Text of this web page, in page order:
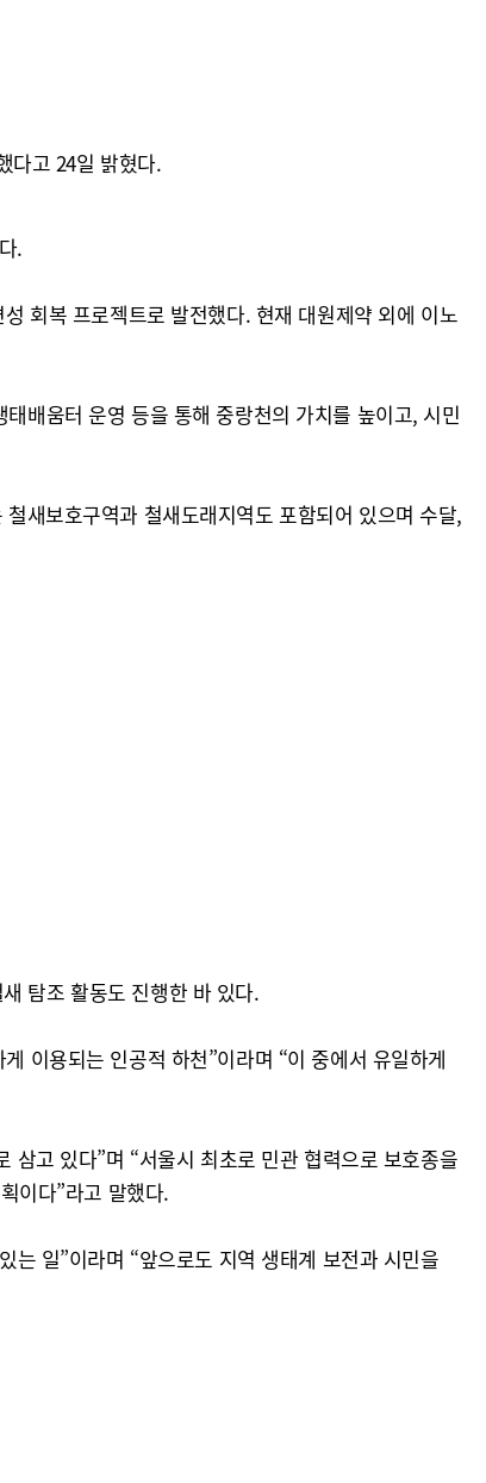
다고 24일 밝혔다.
.
회복 프로젝트로 발전했다. 현재 대원제약 외에 이노
움터 운영 등을 통해 중랑천의 가치를 높이고, 시민
새보호구역과 철새도래지역도 포함되어 있으며 수달,
탐조 활동도 진행한 바 있다.
이용되는 인공적 하천”이라며 “이 중에서 유일하게
삼고 있다”며 “서울시 최초로 민관 협력으로 보호종을
이다”라고 말했다.
는 일”이라며 “앞으로도 지역 생태계 보전과 시민을